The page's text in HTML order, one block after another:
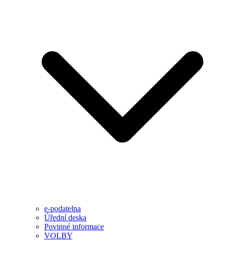
e-podatelna
Úřední deska
Povinné informace
VOLBY